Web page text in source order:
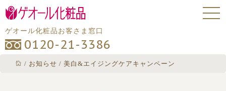
ゲオール化粧品お客さま窓口
0120-21-3386
/ お知らせ / 美白&エイジングケアキャンペーン